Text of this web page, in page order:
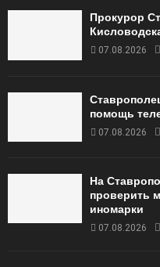
Прокурор
07.08.2026
помощь
07.08.2026
На
проверить
иномарки
07.08.2026